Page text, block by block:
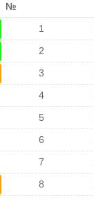
№
1
2
3
4
5
6
7
8